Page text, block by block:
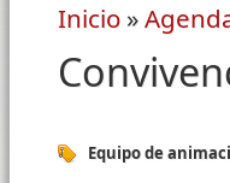
Se encuentra
Inicio »
Equipo de